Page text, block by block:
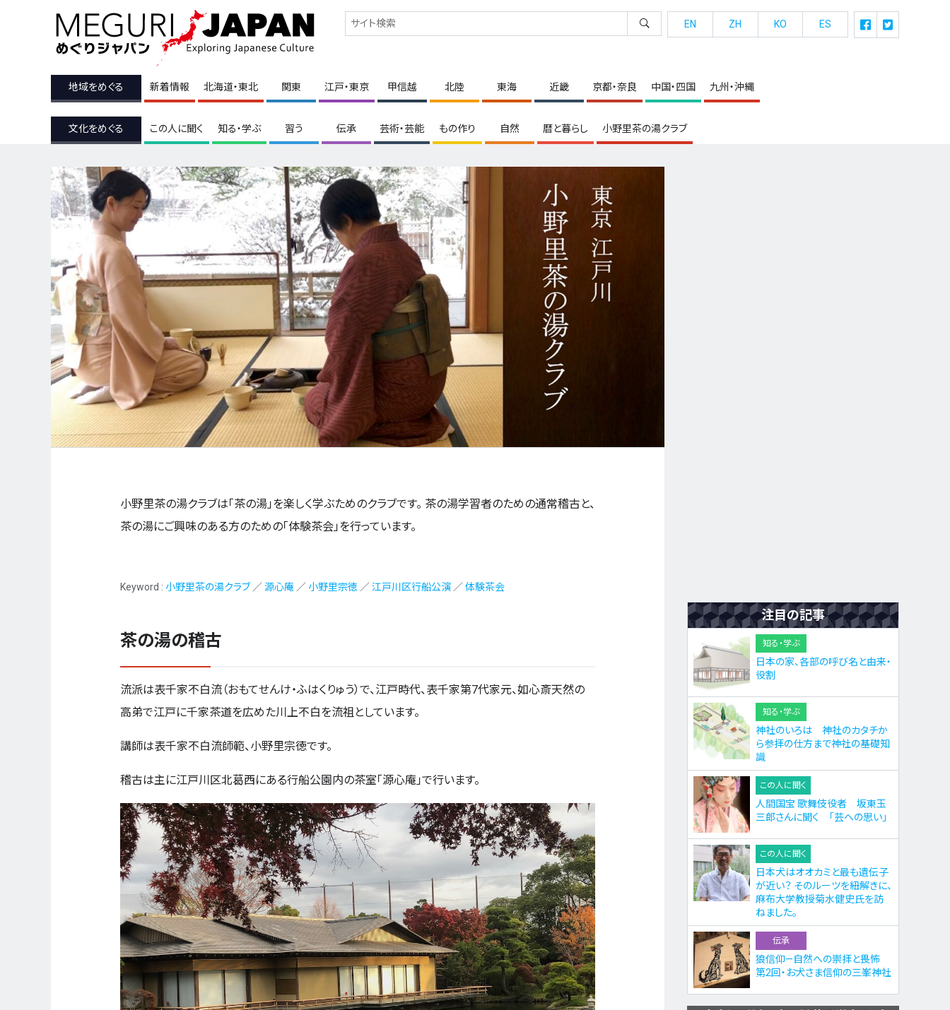
地域をめぐる 新着情報 北海道・東北 関東 江戸・東京 甲信越 北陸 東海 近畿 京都・奈良 中国・四国 九州・沖縄
文化をめぐる この人に聞く 知る・学ぶ 習う 伝承 芸術・芸能 もの作り 自然 暦と暮らし 小野里茶の湯クラブ
EN ZH KO ES
小野里茶の湯クラブは「茶の湯」を楽しく学ぶためのクラブです。 茶の湯学習者のための通常稽古と、
茶の湯にご興味のある方のための「体験茶会」を行っています。
Keyword : 小野里茶の湯クラブ／ 源心庵 ／ 小野里宗徳 ／ 江戸川区行船公演 ／ 体験茶会
茶の湯の稽古
流派は表千家不白流（おもてせんけ・ふはくりゅう）で、江戸時代、表千家第7代家元、如心斎天然の
高弟で江戸に千家茶道を広めた川上不白を流祖としています。
講師は表千家不白流師範、小野里宗徳です。
稽古は主に江戸川区北葛西にある行船公園内の茶室「源心庵」で行います。
注目の記事
知る・学ぶ
日本の家、各部の呼び名と由来・
役割
知る・学ぶ
神社のいろは 神社のカタチか
ら参拝の仕方まで神社の基礎知
識
この人に聞く
人間国宝 歌舞伎役者 坂東玉
三郎さんに聞く 「芸への思い」
この人に聞く
日本犬はオオカミと最も遺伝子
が近い？ そのルーツを紐解きに、
麻布大学教授菊水健史氏を訪
ねました。
伝承
狼信仰—自然への崇拝と畏怖
第2回・お犬さま信仰の三峯神社